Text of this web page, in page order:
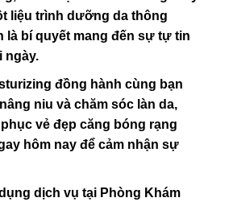
liệu trình dưỡng da thông
là bí quyết mang đến sự tự tin
ngày.
đồng hành cùng bạn
niu và chăm sóc làn da,
vẻ đẹp căng bóng rạng
hôm nay để cảm nhận sự
dịch vụ tại Phòng Khám